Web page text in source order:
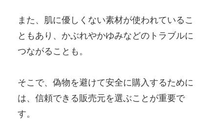
また、肌に優しくない素材が使われているこ
ともあり、かぶれやかゆみなどのトラブルに
つながることも。
そこで、偽物を避けて安全に購入するために
は、信頼できる販売元を選ぶことが重要で
す。